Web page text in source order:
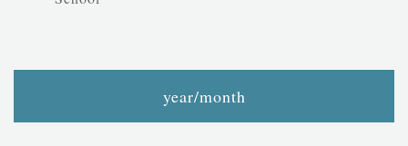
year/month